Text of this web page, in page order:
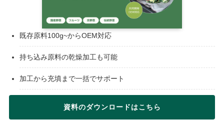
既存原料100g~からOEM対応
持ち込み原料の乾燥加工も可能
加工から充填まで一括でサポート
資料のダウンロードはこちら